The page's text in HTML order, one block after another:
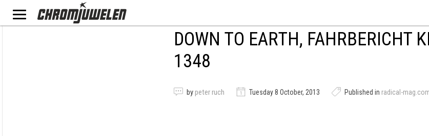
DOWN TO EARTH, FAHRBERICHT
1348
by peter ruch Tuesday 8 October, 2013 Published in radical-